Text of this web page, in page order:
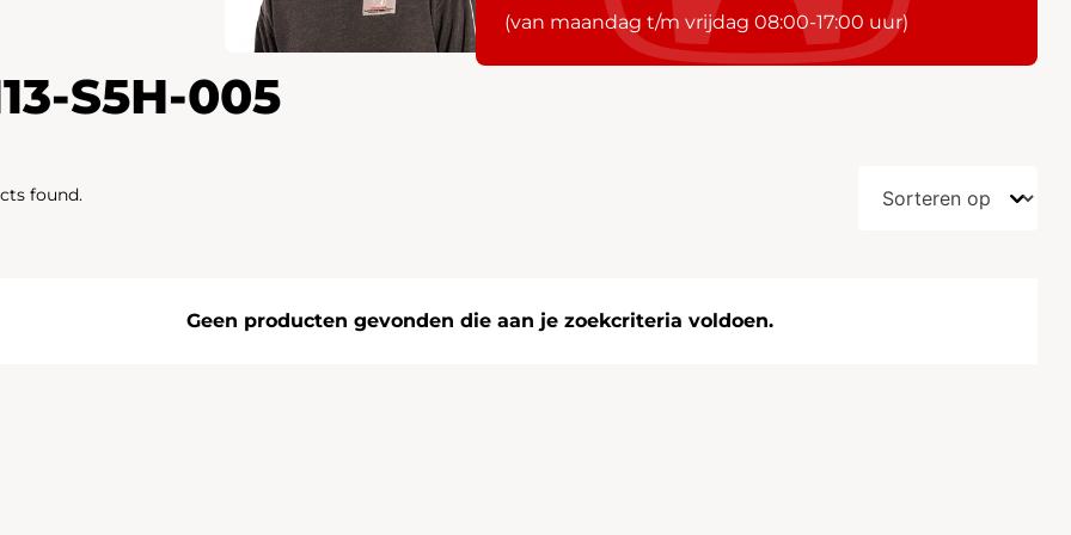
(van maandag t/m vrijdag 08:00-17:00 uur)
S5H-005
found.
Geen producten gevonden die aan je zoekcriteria voldoen.